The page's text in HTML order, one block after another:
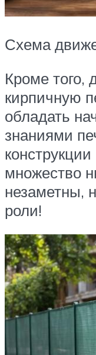
Схема
Кроме того,
кирпичную
обладать
знаниями
множество
незаметны,
роли!